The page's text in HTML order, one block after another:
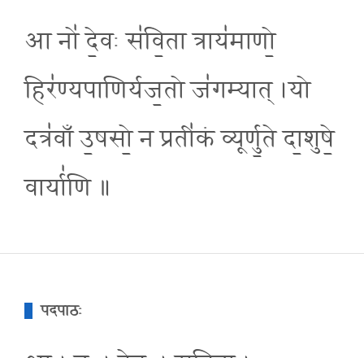
आ नो॑ दे॒वः स॑वि॒ता त्राय॑माणो॒
हिर॑ण्यपाणिर्यज॒तो ज॑गम्यात् ।यो
दत्र॑वाँ उ॒षसो॒ न प्रती॑कं व्यूर्णु॒ते दा॒शुषे॒
वार्या॑णि ॥
पदपाठः